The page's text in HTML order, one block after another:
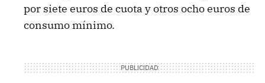
por siete euros de cuota y otros ocho euros de
consumo mínimo.